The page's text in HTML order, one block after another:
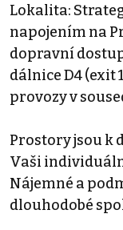
Lokalita:
napojením na
dopravní
dálnice D4 (exit
provozy v
Prostory jsou k
Vaši
Nájemné a
dlouhodobé